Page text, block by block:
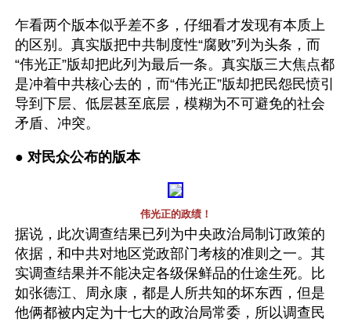
乍看两个版本似乎差不多，仔细看才发现有本质上
的区别。真实版把中共制度性“腐败”列为头条，而
“伟光正”版却把此列为最后一条。真实版三大焦点都
是冲着中共核心去的，而“伟光正”版却把民怨民愤引
导到下层、低层甚至底层，模糊为不可避免的社会
矛盾、冲突。
● 对民众公布的版本
伟光正的政绩！
据说，此次调查结果已列为中央政治局制订政策的
依据，和中共对地区党政部门考核的准则之一。其
实调查结果并不能决定各级保鲜品的仕途生死。比
如张德江、周永康，都是人所共知的坏东西，但是
他俩都被内定为十七大的政治局常委，所以调查民